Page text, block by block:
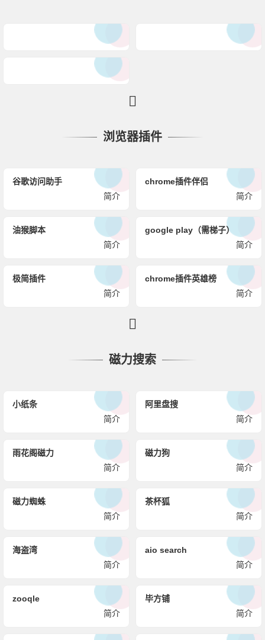
浏览器插件
谷歌访问助手
简介
chrome插件伴侣
简介
油猴脚本
简介
google play（需梯子）
简介
极简插件
简介
chrome插件英雄榜
简介
磁力搜索
小纸条
简介
阿里盘搜
简介
雨花阁磁力
简介
磁力狗
简介
磁力蜘蛛
简介
茶杯狐
简介
海盗湾
简介
aio search
简介
zooqle
简介
毕方铺
简介